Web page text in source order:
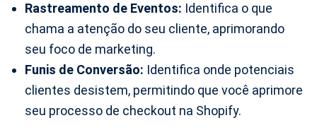
Rastreamento de Eventos: Identifica o que
chama a atenção do seu cliente, aprimorando
seu foco de marketing.
Funis de Conversão: Identifica onde potenciais
clientes desistem, permitindo que você aprimore
seu processo de checkout na Shopify.